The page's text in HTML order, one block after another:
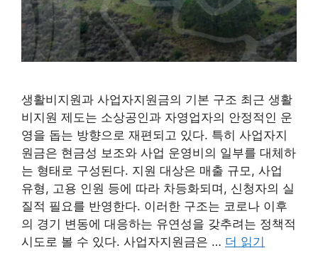
생활비지원과 사업자지원금의 기본 구조 최근 생활
비지원 제도는 소상공인과 자영업자의 안정적인 운
영을 돕는 방향으로 재편되고 있다. 특히 사업자지
원금은 현금성 보조와 사업 운영비의 일부를 대체하
는 형태로 구성된다. 지원 대상은 매출 규모, 사업
유형, 고용 인원 등에 따라 차등화되며, 신청자의 실
질적 필요를 반영한다. 이러한 구조는 코로나 이후
의 경기 변동에 대응하는 유연성을 갖추려는 정책적
시도로 볼 수 있다. 사업자지원금은 … 더 읽기